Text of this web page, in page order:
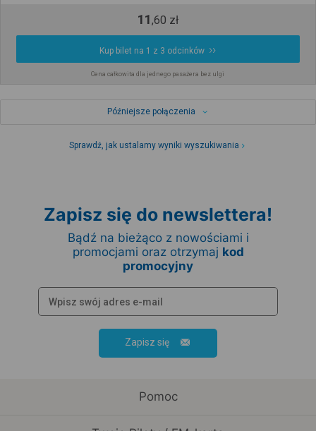
11,60 zł
Kup bilet na 1 z 3 odcinków
Cena całkowita dla jednego pasażera bez ulgi
Późniejsze połączenia
Sprawdź, jak ustalamy wyniki wyszukiwania
Zapisz się do newslettera!
Bądź na bieżąco z nowościami i
promocjami oraz otrzymaj kod
promocyjny
Zapisz się
Pomoc